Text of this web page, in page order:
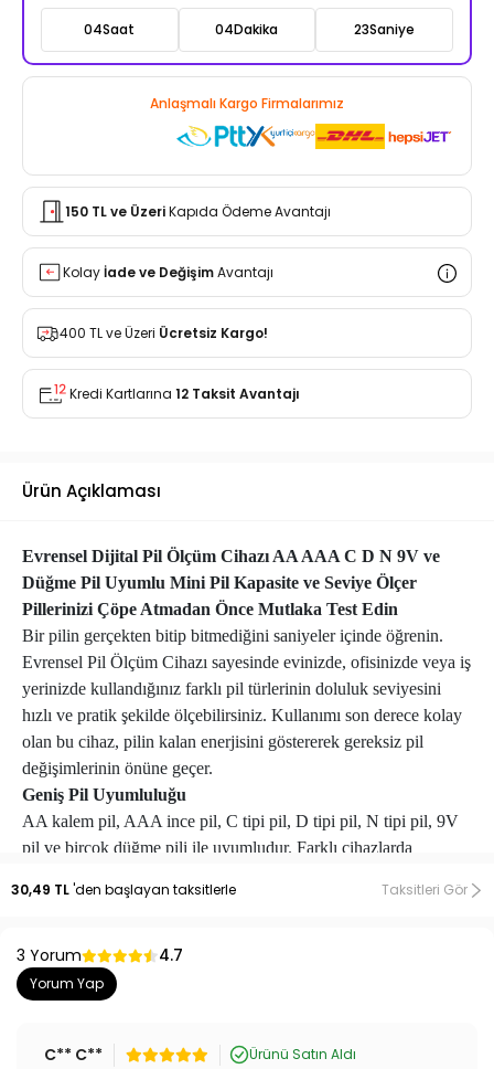
04Saat 04Dakika 21Saniye
Anlaşmalı Kargo Firmalarımız
150 TL ve ÜzeriKapıda Ödeme Avantajı
Kolayİade ve DeğişimAvantajı
400 TL ve Üzeri Ücretsiz Kargo!
Kredi Kartlarına 12 Taksit Avantajı
Ürün Açıklaması
Evrensel Dijital Pil Ölçüm Cihazı AA AAA C D N 9V ve
Düğme Pil Uyumlu Mini Pil Kapasite ve Seviye Ölçer
Pillerinizi Çöpe Atmadan Önce Mutlaka Test Edin
Bir pilin gerçekten bitip bitmediğini saniyeler içinde öğrenin.
Evrensel Pil Ölçüm Cihazı sayesinde evinizde, ofisinizde veya iş
yerinizde kullandığınız farklı pil türlerinin doluluk seviyesini
hızlı ve pratik şekilde ölçebilirsiniz. Kullanımı son derece kolay
olan bu cihaz, pilin kalan enerjisini göstererek gereksiz pil
değişimlerinin önüne geçer.
Geniş Pil Uyumluluğu
AA kalem pil, AAA ince pil, C tipi pil, D tipi pil, N tipi pil, 9V
pil ve birçok düğme pili ile uyumludur. Farklı cihazlarda
sağlar.
Renkli gösterge sistemi sayesinde pil seviyesini anında
görebilirsiniz.
Yeşil Alan: Pil iyi durumda
Kırmızı Alan: Pil değiştirilmeli veya şarj edilmeli
30,49 TL'den başlayan taksitlerle Taksitleri Gör
3 Yorum 4.7
Yorum Yap
C** C** Ürünü Satın Aldı